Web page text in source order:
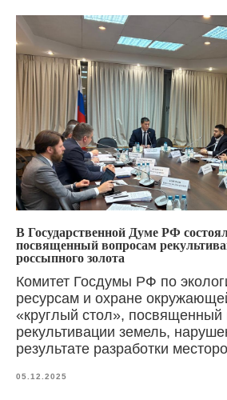
В Государственной Думе РФ
посвященный вопросам
россыпного золота
Комитет Госдумы РФ по
ресурсам и охране
«круглый стол»,
рекультивации земель,
результате разработки
05.12.2025